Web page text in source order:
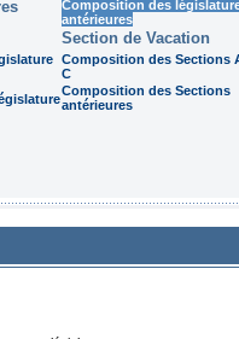
Composition des
antérieures
Section de Vacation
Composition des Sections
C
Composition des Sections
antérieures